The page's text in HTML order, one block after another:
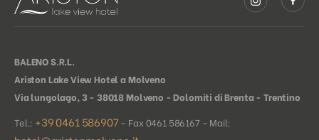
BALENO S.R.L.
Ariston Lake View Hotel a Molveno
Via lungolago, 3 - 38018 Molveno - Dolomiti di Brenta - Trentino
Tel.: +39 0461 586907 - Fax 0461 586167 - Mail: